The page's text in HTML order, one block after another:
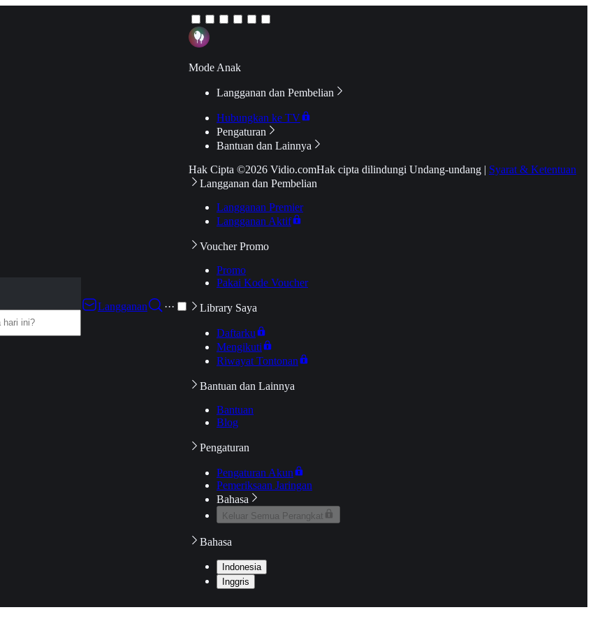
Langganan
···
Mode Anak
Langganan dan Pembelian
Hubungkan ke TV
Pengaturan
Bantuan dan Lainnya
Hak Cipta ©2026 Vidio.comHak cipta dilindungi Undang-undang | Syarat & Ketentuan
Langganan dan Pembelian
Langganan Premier
Langganan Aktif
Voucher Promo
Promo
Pakai Kode Voucher
Library Saya
Daftarku
Mengikuti
Riwayat Tontonan
Bantuan dan Lainnya
Bantuan
Blog
Pengaturan
Pengaturan Akun
Pemeriksaan Jaringan
Bahasa
Keluar Semua Perangkat
Bahasa
Indonesia
Inggris